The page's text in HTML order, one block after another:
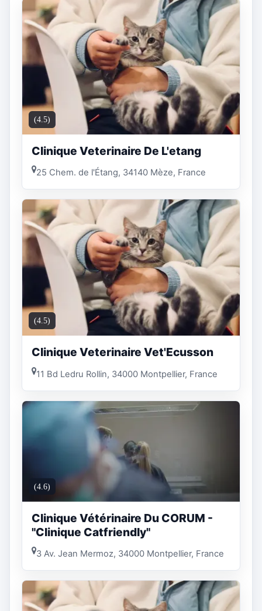
(4.5)
Clinique Veterinaire De L'etang
25 Chem. de l'Étang, 34140 Mèze, France
(4.5)
Clinique Veterinaire Vet'Ecusson
11 Bd Ledru Rollin, 34000 Montpellier, France
(4.6)
Clinique Vétérinaire Du CORUM -
"Clinique Catfriendly"
3 Av. Jean Mermoz, 34000 Montpellier, France